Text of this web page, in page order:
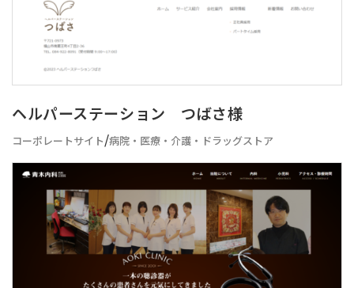
ヘルパーステーション つばさ様
コーポレートサイト/病院・医療・介護・ドラッグストア